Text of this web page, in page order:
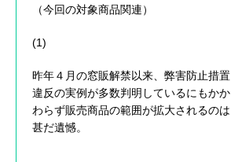
（今回の対象商品関連）
(1)
昨年４月の窓販解禁以来、弊害防止措置
違反の実例が多数判明しているにもかか
わらず販売商品の範囲が拡大されるのは
甚だ遺憾。